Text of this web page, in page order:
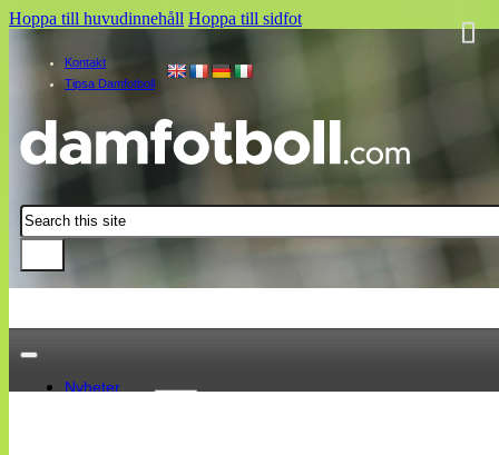
Hoppa till huvudinnehåll Hoppa till sidfot
Kontakt
Tipsa Damfotboll
Sök
Nyheter